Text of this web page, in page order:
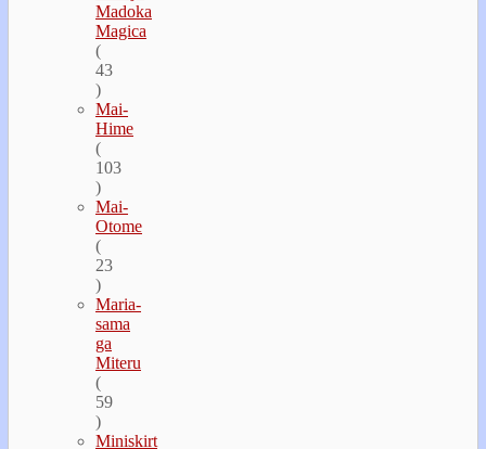
Madoka
Magica
(
43
)
Mai-
Hime
(
103
)
Mai-
Otome
(
23
)
Maria-
sama
ga
Miteru
(
59
)
Miniskirt